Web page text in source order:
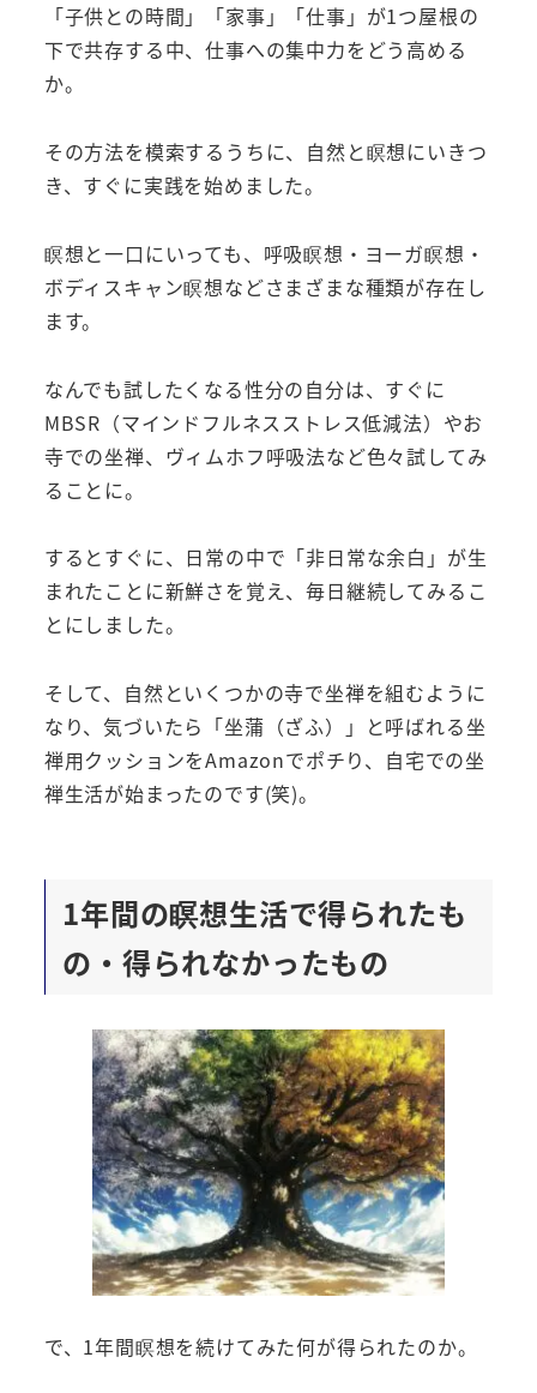
「子供との時間」「家事」「仕事」が1つ屋根の
下で共存する中、仕事への集中力をどう高める
か。
その方法を模索するうちに、自然と瞑想にいきつ
き、すぐに実践を始めました。
瞑想と一口にいっても、呼吸瞑想・ヨーガ瞑想・
ボディスキャン瞑想などさまざまな種類が存在し
ます。
なんでも試したくなる性分の自分は、すぐに
MBSR（マインドフルネスストレス低減法）やお
寺での坐禅、ヴィムホフ呼吸法など色々試してみ
ることに。
するとすぐに、日常の中で「非日常な余白」が生
まれたことに新鮮さを覚え、毎日継続してみるこ
とにしました。
そして、自然といくつかの寺で坐禅を組むように
なり、気づいたら「坐蒲（ざふ）」と呼ばれる坐
禅用クッションをAmazonでポチり、自宅での坐
禅生活が始まったのです(笑)。
1年間の瞑想生活で得られたも
の・得られなかったもの
で、1年間瞑想を続けてみた何が得られたのか。